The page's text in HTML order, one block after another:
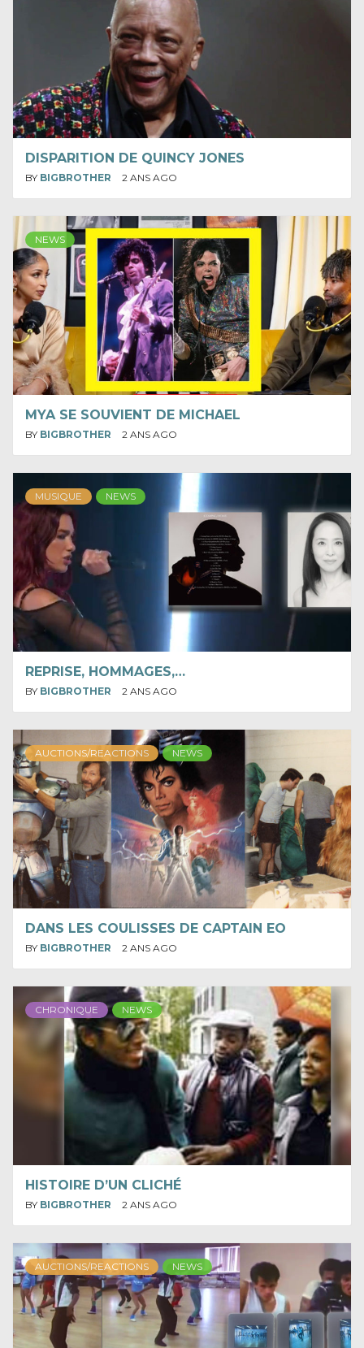
DISPARITION DE QUINCY JONES
BY BIGBROTHER 2 ANS AGO
NEWS
MYA SE SOUVIENT DE MICHAEL
BY BIGBROTHER 2 ANS AGO
MUSIQUE NEWS
REPRISE, HOMMAGES,…
BY BIGBROTHER 2 ANS AGO
AUCTIONS/REACTIONS NEWS
DANS LES COULISSES DE CAPTAIN EO
BY BIGBROTHER 2 ANS AGO
CHRONIQUE NEWS
HISTOIRE D’UN CLICHÉ
BY BIGBROTHER 2 ANS AGO
AUCTIONS/REACTIONS NEWS